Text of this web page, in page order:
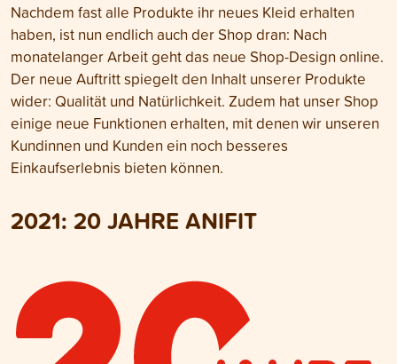
Nachdem fast alle Produkte ihr neues Kleid erhalten
haben, ist nun endlich auch der Shop dran: Nach
monatelanger Arbeit geht das neue Shop-Design online.
Der neue Auftritt spiegelt den Inhalt unserer Produkte
wider: Qualität und Natürlichkeit. Zudem hat unser Shop
einige neue Funktionen erhalten, mit denen wir unseren
Kundinnen und Kunden ein noch besseres
Einkaufserlebnis bieten können.
2021: 20 JAHRE ANIFIT